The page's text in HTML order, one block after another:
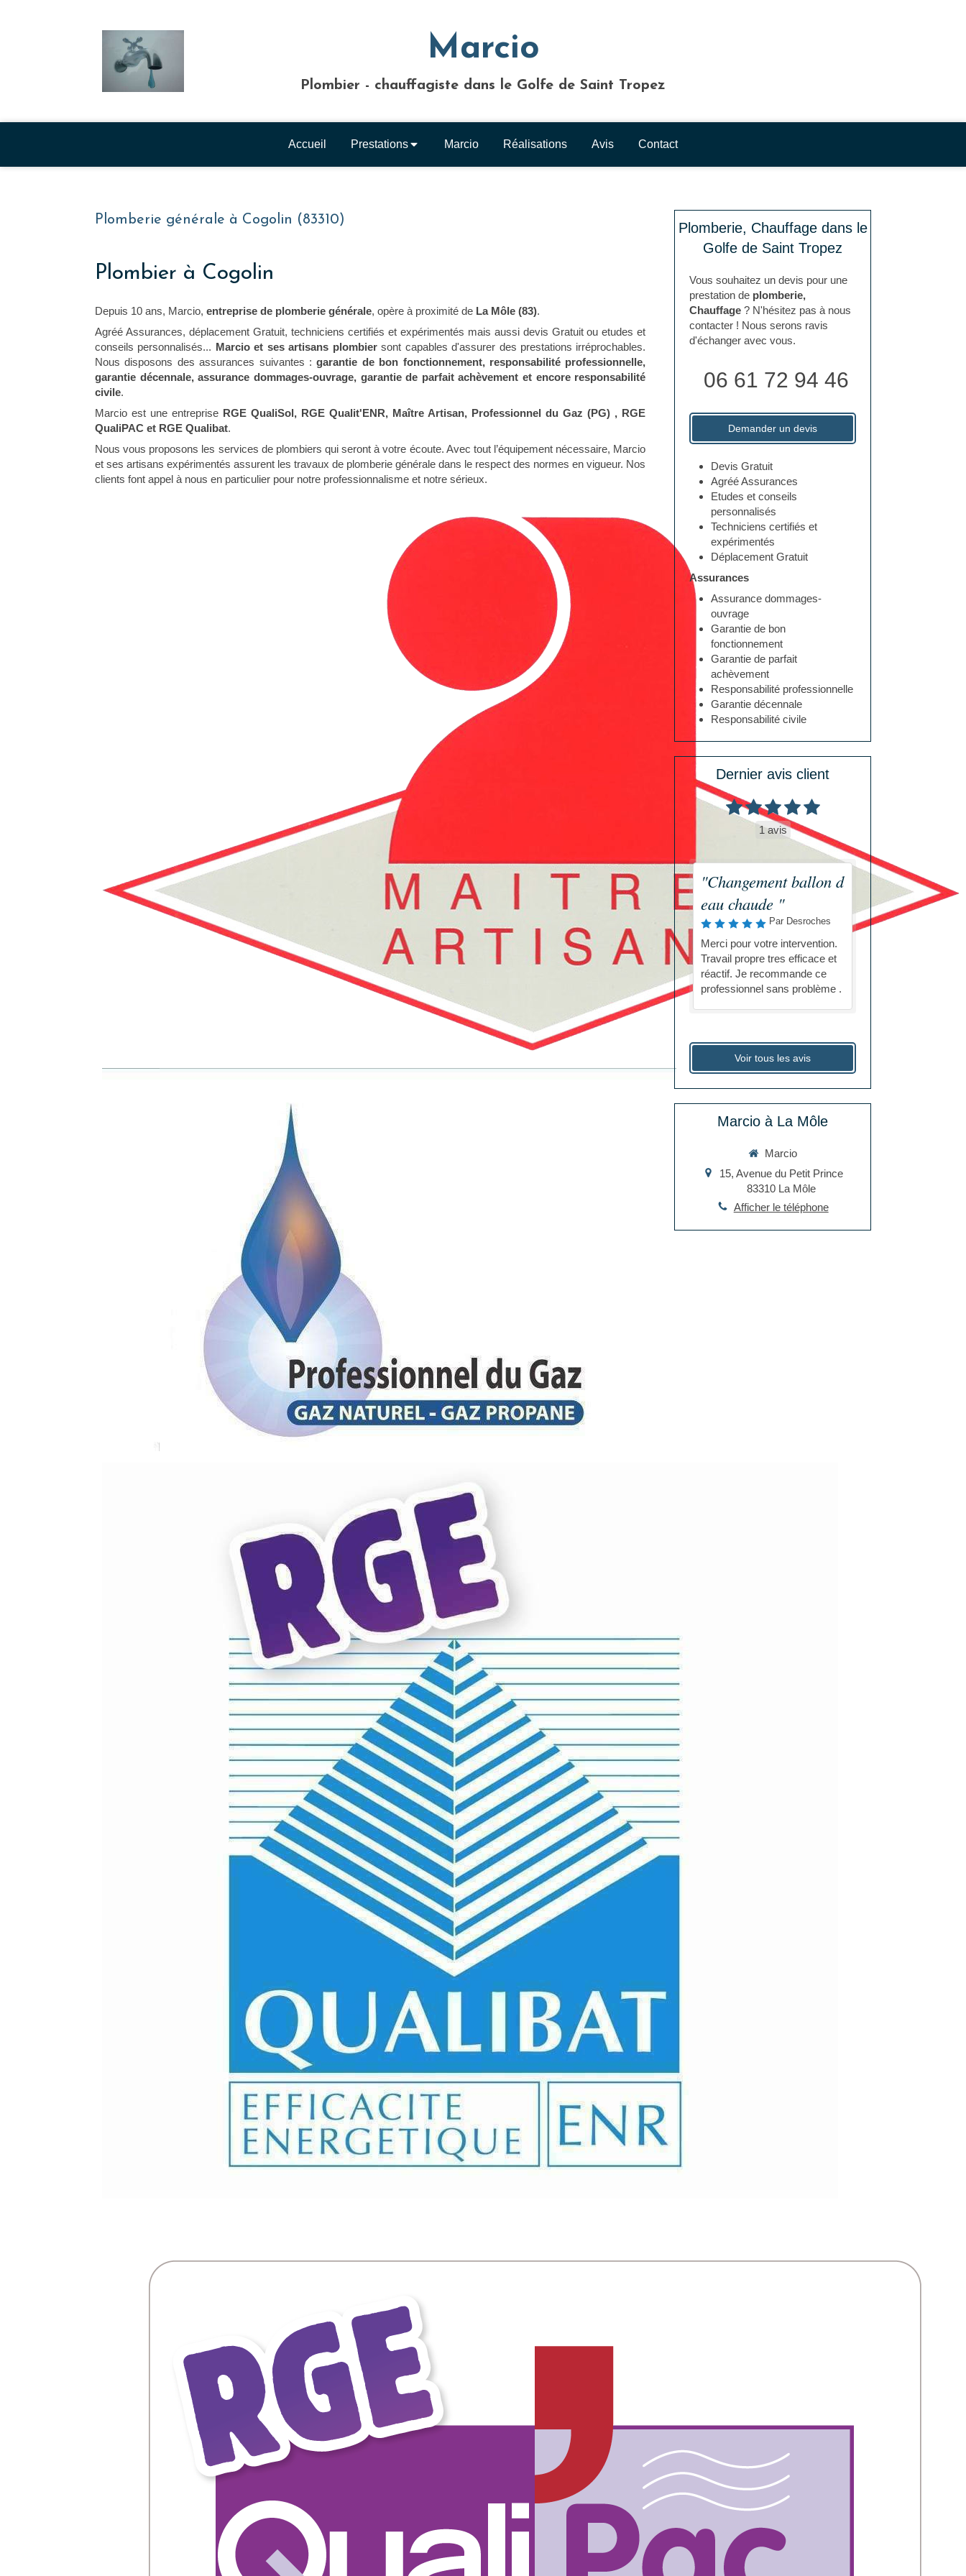
Marcio
Plombier - chauffagiste dans le Golfe de Saint Tropez
Accueil Prestations Marcio Réalisations Avis Contact
Plomberie générale à Cogolin (83310)
Plombier à Cogolin
Depuis 10 ans, Marcio, entreprise de plomberie générale, opère à proximité de La Môle (83).
Agréé Assurances, déplacement Gratuit, techniciens certifiés et expérimentés mais aussi devis Gratuit ou etudes et
conseils personnalisés... Marcio et ses artisans plombiersont capables d'assurer des prestations irréprochables.
Nous disposons des assurances suivantes :garantie de bon fonctionnement, responsabilité professionnelle,
garantie décennale, assurance dommages-ouvrage, garantie de parfait achèvement et encore responsabilité
civile.
Marcio est une entreprise RGE QualiSol, RGE Qualit'ENR, Maître Artisan, Professionnel du Gaz (PG) , RGE
QualiPAC et RGE Qualibat.
Nous vous proposons les services de plombiers qui seront à votre écoute. Avec tout l’équipement nécessaire, Marcio
et ses artisans expérimentés assurent les travaux de plomberie générale dans le respect des normes en vigueur. Nos
clients font appel à nous en particulier pour notre professionnalisme et notre sérieux.
Plomberie, Chauffage dans le
Golfe de Saint Tropez
Vous souhaitez un devis pour une
prestation de plomberie,
Chauffage ? N'hésitez pas à nous
contacter ! Nous serons ravis
d'échanger avec vous.
06 61 72 94 46
Demander un devis
Devis Gratuit
Agréé Assurances
Etudes et conseils
personnalisés
Techniciens certifiés et
expérimentés
Déplacement Gratuit
Assurances
Assurance dommages-
ouvrage
Garantie de bon
fonctionnement
Garantie de parfait
achèvement
Responsabilité professionnelle
Garantie décennale
Responsabilité civile
Dernier avis client
1 avis
"Changement ballon d
eau chaude "
Par Desroches
Merci pour votre intervention.
Travail propre tres efficace et
réactif. Je recommande ce
professionnel sans problème .
Voir tous les avis
Marcio à La Môle
Marcio
15, Avenue du Petit Prince
83310 La Môle
Afficher le téléphone